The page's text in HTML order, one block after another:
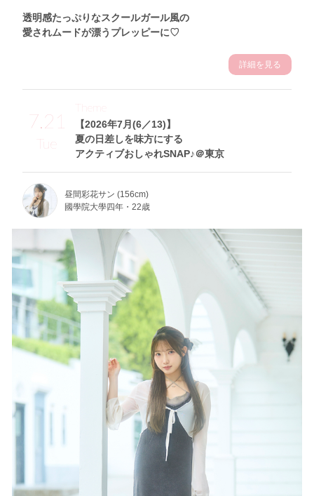
透明感たっぷりなスクールガール風の
愛されムードが漂うプレッピーに♡
詳細を見る
7.21
Tue
【2026年7月(6／13)】
夏の日差しを味方にする
アクティブおしゃれSNAP♪＠東京
Theme
昼間彩花サン (156cm)
國學院大學四年・22歳